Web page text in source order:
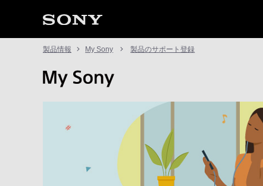
製品情報 My Sony 製品のサポート登録